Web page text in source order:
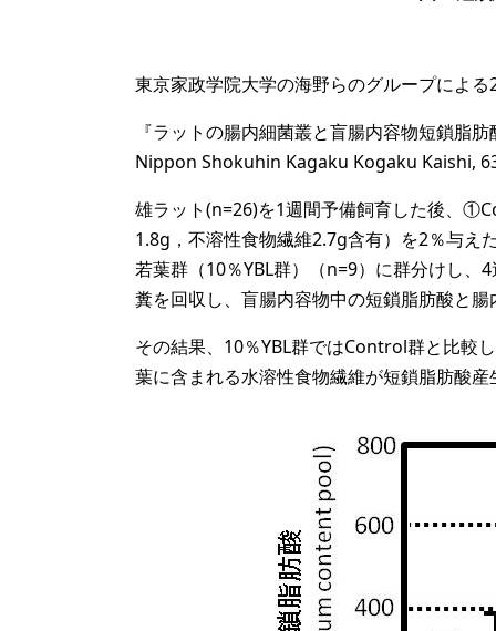
東京家政学院大学の海野らのグループによ
『ラットの腸内細菌叢と盲腸内容物短鎖脂
Nippon Shokuhin Kagaku Kogaku Kaishi,
雄ラット(n=26)を1週間予備飼育した後、
1.8g，不溶性食物繊維2.7g含有）を2％与え
若葉群（10％YBL群）（n=9）に群分けし、
糞を回収し、盲腸内容物中の短鎖脂肪酸と
その結果、10％YBL群ではControl群と比較
葉に含まれる水溶性食物繊維が短鎖脂肪酸